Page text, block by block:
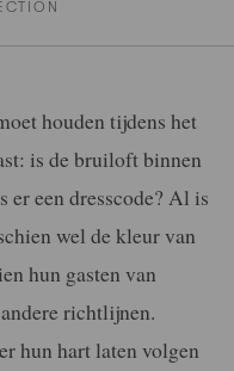
houden tijdens het
is de bruiloft binnen
er een dresscode? Al is
wel de kleur van
hun gasten van
richtlijnen.
hun hart laten volgen